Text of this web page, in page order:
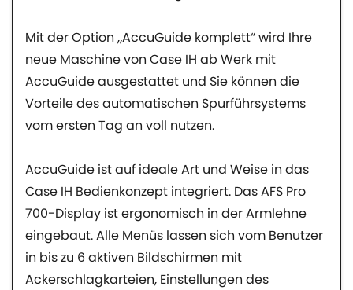
Mit der Option „AccuGuide komplett“ wird Ihre
neue Maschine von Case IH ab Werk mit
AccuGuide ausgestattet und Sie können die
Vorteile des automatischen Spurführsystems
vom ersten Tag an voll nutzen.
AccuGuide ist auf ideale Art und Weise in das
Case IH Bedienkonzept integriert. Das AFS Pro
700-Display ist ergonomisch in der Armlehne
eingebaut. Alle Menüs lassen sich vom Benutzer
in bis zu 6 aktiven Bildschirmen mit
Ackerschlagkarteien, Einstellungen des